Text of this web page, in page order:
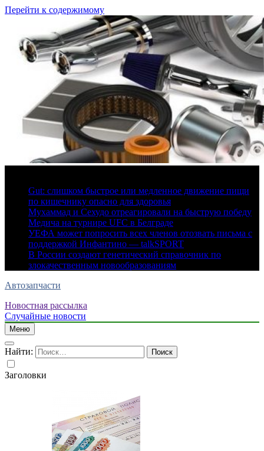
Перейти к содержимому
Gut: слишком быстрое или медленное движение пищи
по кишечнику опасно для здоровья
Мухаммад и Сехудо отреагировали на быструю победу
Медича на турнире UFC в Белграде
УЕФА может попросить всех членов отозвать письма с
поддержкой Инфантино — talkSPORT
В России создают генетический справочник по
злокачественным новообразованиям
Автозапчасти
Новостная рассылка
Случайные новости
Меню
Найти:
Заголовки